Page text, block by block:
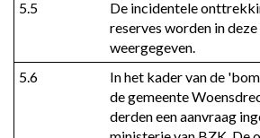
5.5
De incidentele
reserves worden in
weergegeven.
5.6
In het kader van de
de gemeente
derden een aanvraag